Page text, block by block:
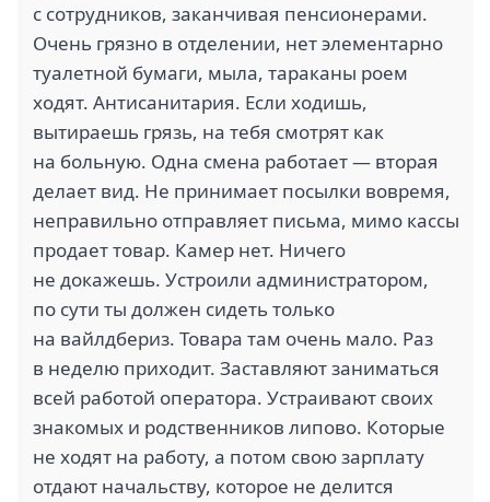
с сотрудников, заканчивая пенсионерами.
Очень грязно в отделении, нет элементарно
туалетной бумаги, мыла, тараканы роем
ходят. Антисанитария. Если ходишь,
вытираешь грязь, на тебя смотрят как
на больную. Одна смена работает — вторая
делает вид. Не принимает посылки вовремя,
неправильно отправляет письма, мимо кассы
продает товар. Камер нет. Ничего
не докажешь. Устроили администратором,
по сути ты должен сидеть только
на вайлдбериз. Товара там очень мало. Раз
в неделю приходит. Заставляют заниматься
всей работой оператора. Устраивают своих
знакомых и родственников липово. Которые
не ходят на работу, а потом свою зарплату
отдают начальству, которое не делится